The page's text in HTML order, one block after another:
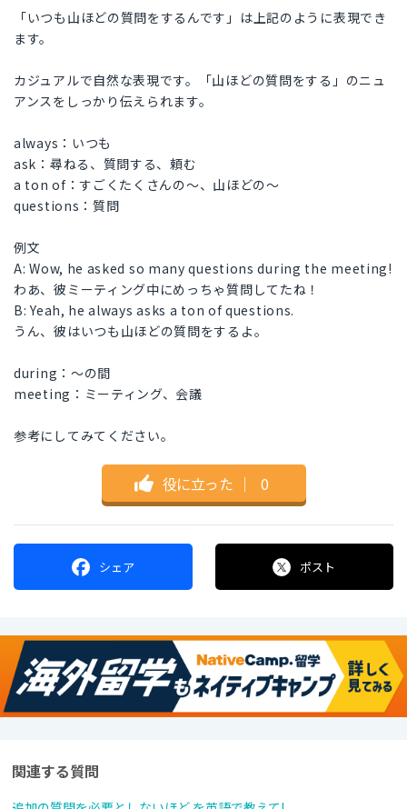
「いつも山ほどの質問をするんです」は上記のように表現でき
ます。
カジュアルで自然な表現です。「山ほどの質問をする」のニュ
アンスをしっかり伝えられます。
always：いつも
ask：尋ねる、質問する、頼む
a ton of：すごくたくさんの～、山ほどの～
questions：質問
例文
A: Wow, he asked so many questions during the meeting!
わあ、彼ミーティング中にめっちゃ質問してたね！
B: Yeah, he always asks a ton of questions.
うん、彼はいつも山ほどの質問をするよ。
during：～の間
meeting：ミーティング、会議
参考にしてみてください。
役に立った ｜ 0
シェア ポスト
関連する質問